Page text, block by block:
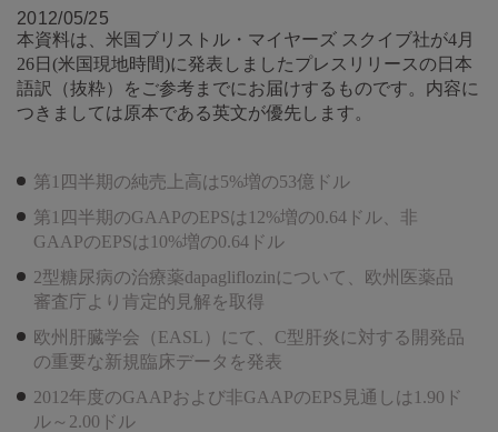
2012/05/25
本資料は、米国ブリストル・マイヤーズ スクイブ社が4月
26日(米国現地時間)に発表しましたプレスリリースの日本
語訳（抜粋）をご参考までにお届けするものです。内容に
つきましては原本である英文が優先します。
第1四半期の純売上高は5%増の53億ドル
第1四半期のGAAPのEPSは12%増の0.64ドル、非
GAAPのEPSは10%増の0.64ドル
2型糖尿病の治療薬dapagliflozinについて、欧州医薬品
審査庁より肯定的見解を取得
欧州肝臓学会（EASL）にて、C型肝炎に対する開発品
の重要な新規臨床データを発表
2012年度のGAAPおよび非GAAPのEPS見通しは1.90ド
ル～2.00ドル